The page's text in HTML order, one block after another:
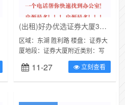
(出租)好办优选证券大厦3200平 大面积出租
区域：东湖 胜利路 楼盘：证券大
厦地段：证券大厦附近类别：写
字楼（可注册公司）面积：3200
㎡价格：80000元/月好办口号...
11-27 立刻查看